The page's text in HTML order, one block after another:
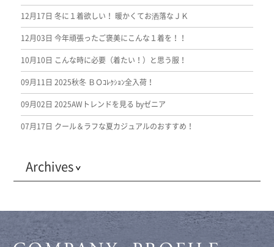
12月17日 冬に１着欲しい！ 暖かくてお洒落なＪＫ
12月03日 今年頑張ったご褒美にこんな１着を！！
10月10日 こんな時に必要（着たい！）と思う服！
09月11日 2025秋冬 ＢＯｺﾚｸｼｮﾝ全入荷！
09月02日 2025AWトレンドを見る byゼニア
07月17日 クール＆ラフな夏カジュアルのおすすめ！
Archives